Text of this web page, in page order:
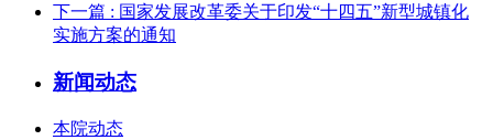
下一篇 : 国家发展改革委关于印发“十四五”新型城镇化
实施方案的通知
新闻动态
本院动态